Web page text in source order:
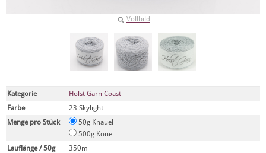
Vollbild
Kategorie
Holst Garn Coast
Farbe
23 Skylight
Menge pro Stück
50g Knäuel
500g Kone
Lauflänge / 50g
350m